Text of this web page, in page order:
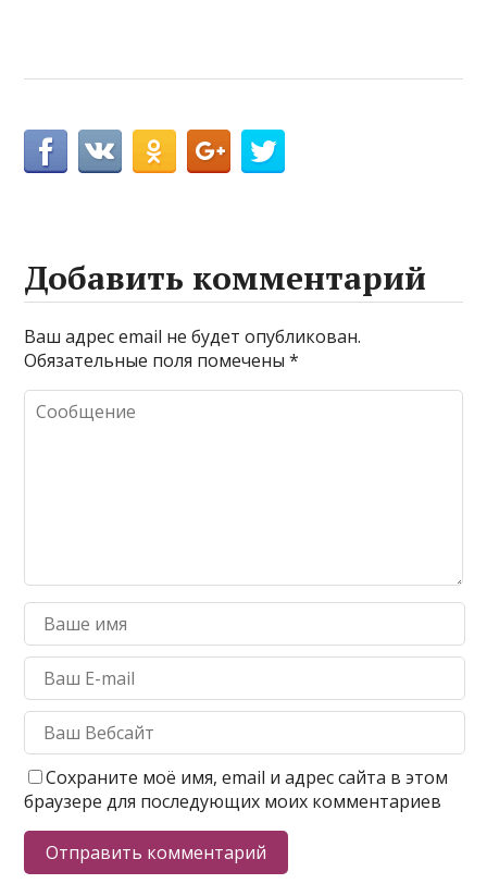
Добавить комментарий
Ваш адрес email не будет опубликован.
Обязательные поля помечены*
Сохраните моё имя, email и адрес сайта в этом
браузере для последующих моих комментариев